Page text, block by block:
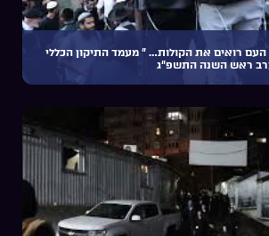
העם רואים את הקולות… ” מעמד התיקון הכללי
ראש השנה התשפ”ג